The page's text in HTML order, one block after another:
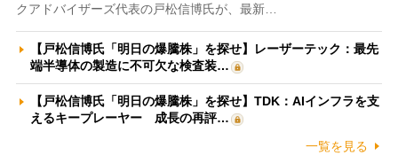
クアドバイザーズ代表の戸松信博氏が、最新…
【戸松信博氏「明日の爆騰株」を探せ】レーザーテック：最先
端半導体の製造に不可欠な検査装…
【戸松信博氏「明日の爆騰株」を探せ】TDK：AIインフラを支
えるキープレーヤー 成長の再評…
一覧を見る